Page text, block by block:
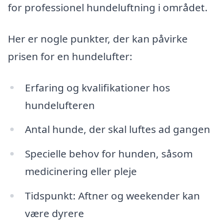
for professionel hundeluftning i området.
Her er nogle punkter, der kan påvirke
prisen for en hundelufter:
Erfaring og kvalifikationer hos
hundelufteren
Antal hunde, der skal luftes ad gangen
Specielle behov for hunden, såsom
medicinering eller pleje
Tidspunkt: Aftner og weekender kan
være dyrere